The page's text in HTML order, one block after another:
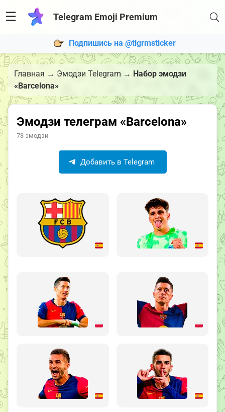
☰ Telegram Emoji Premium
Подпишись на @tlgrmsticker
Главная → Эмодзи Telegram → Набор эмодзи
«Barcelona»
Эмодзи телеграм «Barcelona»
73 эмодзи
Добавить в Telegram